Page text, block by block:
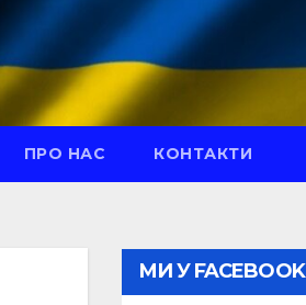
ПРО НАС КОНТАКТИ
МИ У FACEBOOK